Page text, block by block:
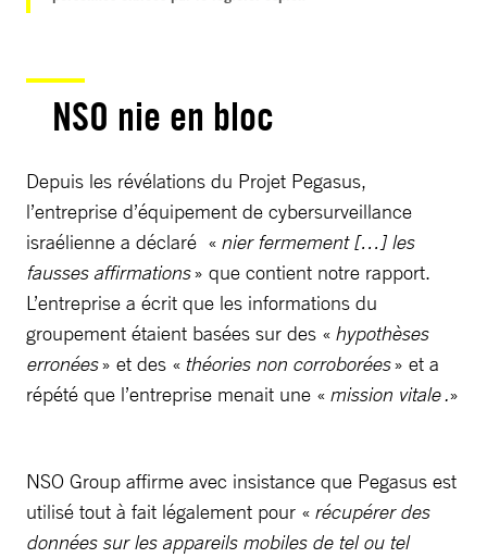
NSO nie en bloc
Depuis les révélations du Projet Pegasus,
l’entreprise d’équipement de cybersurveillance
israélienne a déclaré « nier fermement […] les
fausses affirmations» que contient notre rapport.
L’entreprise a écrit que les informations du
groupement étaient basées sur des « hypothèses
erronées» et des « théories non corroborées» et a
répété que l’entreprise menait une « mission vitale .»
NSO Group affirme avec insistance que Pegasus est
utilisé tout à fait légalement pour « récupérer des
données sur les appareils mobiles de tel ou tel